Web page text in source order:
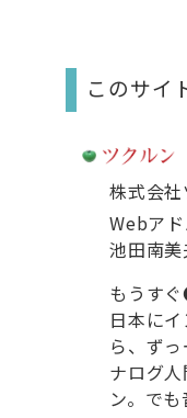
このサイ
株式会
Webア
池田南美
もうす
日本に
ら、ず
ナログ
ン。で